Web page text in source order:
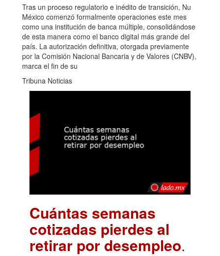
Tras un proceso regulatorio e inédito de transición, Nu
México comenzó formalmente operaciones este mes
como una institución de banca múltiple, consolidándose
de esta manera como el banco digital más grande del
país. La autorización definitiva, otorgada previamente
por la Comisión Nacional Bancaria y de Valores (CNBV),
marca el fin de su
Tribuna Noticias
Cuántas semanas
cotizadas pierdes al
retirar por desempleo.